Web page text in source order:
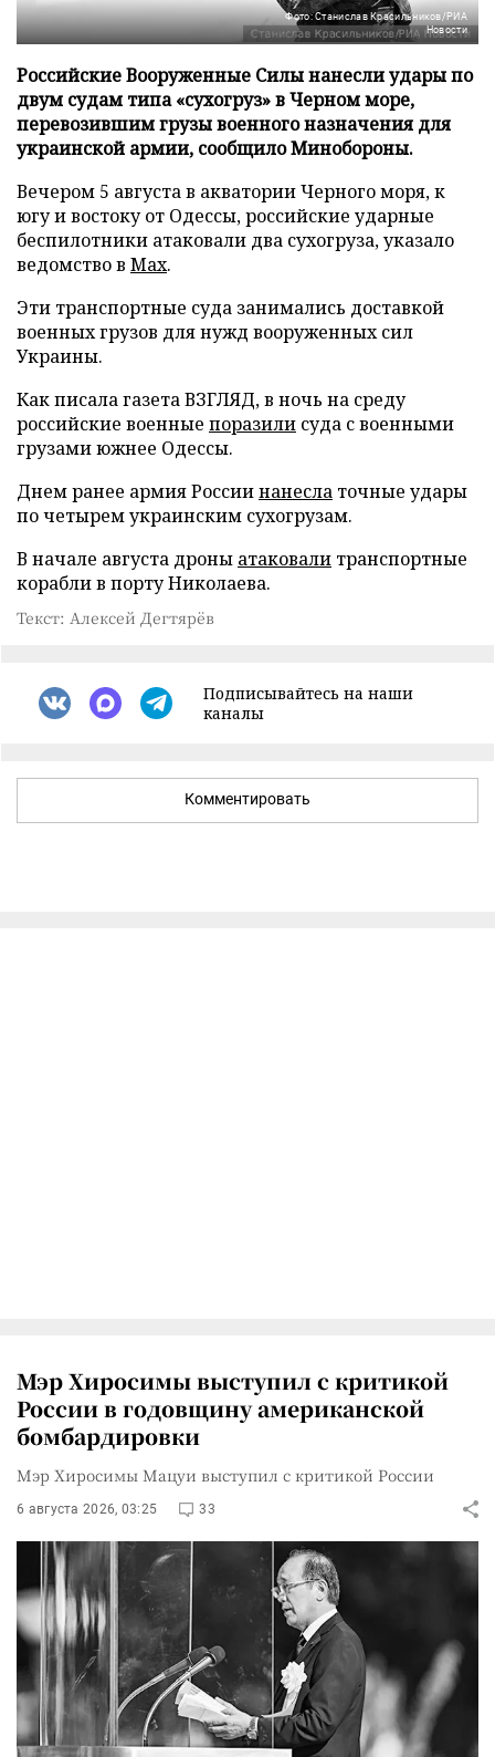
Фото: Станислав Красильников/РИА
Новости
Российские Вооруженные Силы нанесли удары по
двум судам типа «сухогруз» в Черном море,
перевозившим грузы военного назначения для
украинской армии, сообщило Минобороны.
Вечером 5 августа в акватории Черного моря, к
югу и востоку от Одессы, российские ударные
беспилотники атаковали два сухогруза, указало
ведомство в Max.
Эти транспортные суда занимались доставкой
военных грузов для нужд вооруженных сил
Украины.
Как писала газета ВЗГЛЯД, в ночь на среду
российские военные поразили суда с военными
грузами южнее Одессы.
Днем ранее армия Россиинанесла точные удары
по четырем украинским сухогрузам.
В начале августа дроны атаковали транспортные
корабли в порту Николаева.
Текст: Алексей Дегтярёв
Подписывайтесь на наши
каналы
Комментировать
Мэр Хиросимы выступил с критикой
России в годовщину американской
бомбардировки
Мэр Хиросимы Мацуи выступил с критикой России
6 августа 2026, 03:25 33